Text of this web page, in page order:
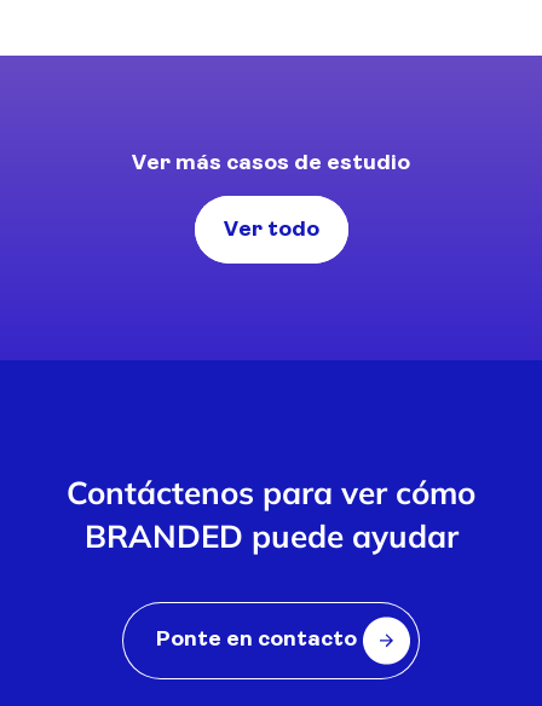
Ver más casos de estudio
Ver todo
Contáctenos para ver cómo
BRANDED puede ayudar
Ponte en contacto